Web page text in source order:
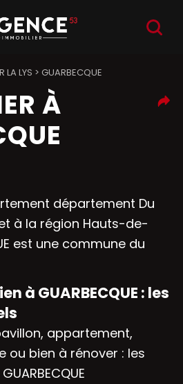
LA LYS > GUARBECQUE
À
département Du
à la région Hauts-de-
est une commune du
à GUARBECQUE : les
appartement,
ou bien à rénover : les